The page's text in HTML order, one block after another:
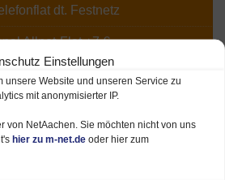
Einstellungen
unsere Website und unseren Service zu
mit anonymisierter IP.
von NetAachen. Sie möchten nicht von uns
hier zu m-net.de oder hier zum
dt. Festnetz
Allnet-Flat +7 €
optional
€ Bereitstellung